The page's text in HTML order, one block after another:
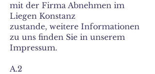
mit der Firma Abnehmen im
Liegen Konstanz
zustande, weitere Informationen
zu uns finden Sie in unserem
Impressum.
A.2